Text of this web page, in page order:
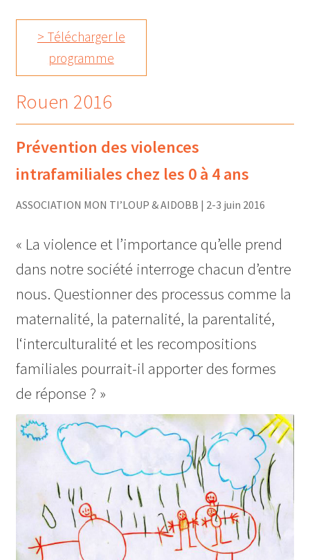
> Télécharger le
programme
Rouen 2016
Prévention des violences
intrafamiliales chez les 0 à 4 ans
ASSOCIATION MON TI’LOUP & AIDOBB | 2-3 juin 2016
« La violence et l’importance qu’elle prend
dans notre société interroge chacun d’entre
nous. Questionner des processus comme la
maternalité, la paternalité, la parentalité,
l‘interculturalité et les recompositions
familiales pourrait-il apporter des formes
de réponse ? »